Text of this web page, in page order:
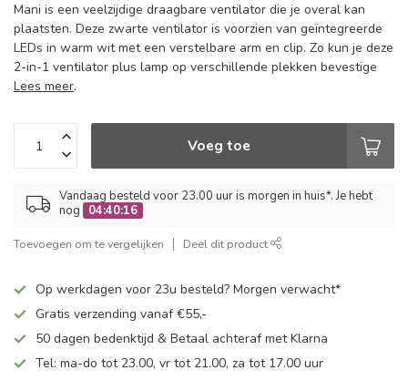
Mani is een veelzijdige draagbare ventilator die je overal kan
plaatsten. Deze zwarte ventilator is voorzien van geïntegreerde
LEDs in warm wit met een verstelbare arm en clip. Zo kun je deze
2-in-1 ventilator plus lamp op verschillende plekken bevestige
Lees meer.
Voeg toe
Vandaag besteld voor 23.00 uur is morgen in huis*. Je hebt
nog
04:40:16
Toevoegen om te vergelijken Deel dit product
Op werkdagen voor 23u besteld? Morgen verwacht*
Gratis verzending vanaf €55,-
50 dagen bedenktijd & Betaal achteraf met Klarna
Tel: ma-do tot 23.00, vr tot 21.00, za tot 17.00 uur